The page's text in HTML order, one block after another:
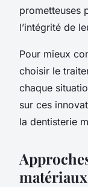
prometteuses
l’intégrité de
Pour mieux
choisir le
chaque
sur ces
la dentisterie